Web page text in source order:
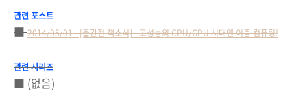
관련 포스트
■2014/05/01 - [출간전 책소식] - 고성능의 CPU/GPU 시대엔 이종 컴퓨팅!
관련 시리즈
■ (없음)